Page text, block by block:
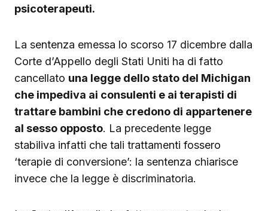
psicoterapeuti.
La sentenza emessa lo scorso 17 dicembre dalla
Corte d’Appello degli Stati Uniti ha di fatto
cancellato una legge dello stato del Michigan
che impediva ai consulenti e ai terapisti di
trattare bambini che credono di appartenere
al sesso opposto. La precedente legge
stabiliva infatti che tali trattamenti fossero
‘terapie di conversione’: la sentenza chiarisce
invece che la legge è discriminatoria.